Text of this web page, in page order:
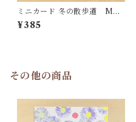
ミニカード 冬の散歩道 MC3
6
¥385
その他の商品